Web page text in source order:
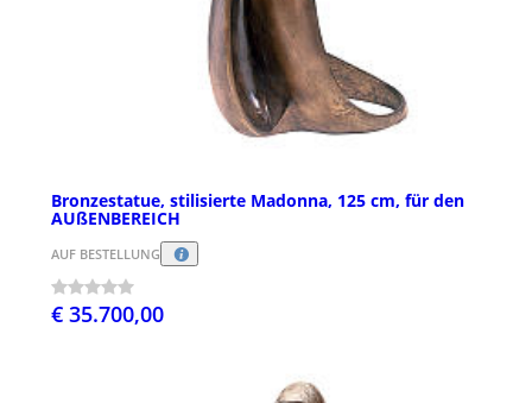
Bronzestatue, stilisierte Madonna, 125 cm, für den
AUßENBEREICH
AUF BESTELLUNG
€ 35.700,00